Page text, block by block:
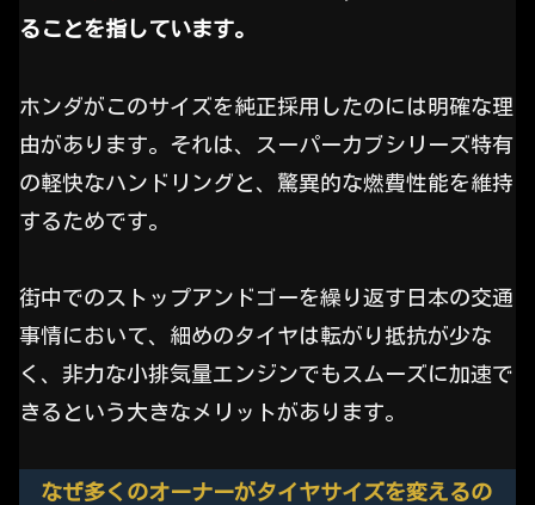
ることを指しています。
ホンダがこのサイズを純正採用したのには明確な理
由があります。それは、スーパーカブシリーズ特有
の軽快なハンドリングと、驚異的な燃費性能を維持
するためです。
街中でのストップアンドゴーを繰り返す日本の交通
事情において、細めのタイヤは転がり抵抗が少な
く、非力な小排気量エンジンでもスムーズに加速で
きるという大きなメリットがあります。
なぜ多くのオーナーがタイヤサイズを変えるの